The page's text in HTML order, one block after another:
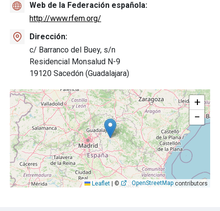
Web de la Federación española
http://www.rfem.org/
Dirección
c/ Barranco del Buey, s/n
Residencial Monsalud N-9
19120 Sacedón (Guadalajara)
+
−
Leaflet © OpenStreetMap contributors